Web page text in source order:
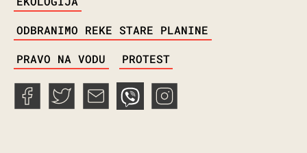
ODBRANIMO REKE STARE PLANINE
PRAVO NA VODU PROTEST